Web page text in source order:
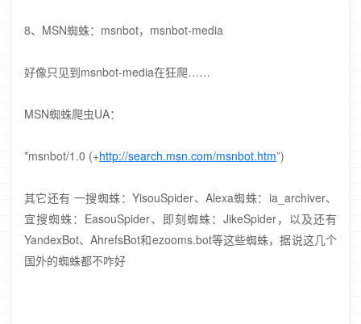
8、MSN蜘蛛：msnbot，msnbot-media
好像只见到msnbot-media在狂爬……
MSN蜘蛛爬虫UA：
*msnbot/1.0 (+http://search.msn.com/msnbot.htm”)
其它还有 一搜蜘蛛：YisouSpider、Alexa蜘蛛：ia_archiver、
宜搜蜘蛛：EasouSpider、即刻蜘蛛：JikeSpider，以及还有
YandexBot、AhrefsBot和ezooms.bot等这些蜘蛛，据说这几个
国外的蜘蛛都不咋好